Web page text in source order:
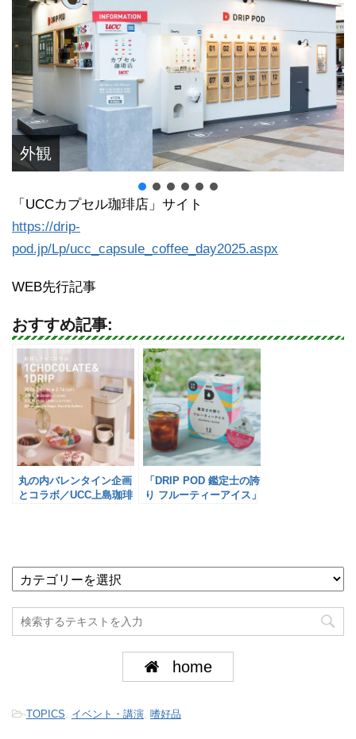
外観
「UCCカプセル珈琲店」サイト
https://drip-
pod.jp/Lp/ucc_capsule_coffee_day2025.aspx
WEB先行記事
おすすめ記事:
丸の内バレンタイン企画
とコラボ／UCC上島珈琲
「DRIP POD 鑑定士の誇
り フルーティーアイス」
home
-TOPICS イベント・講演 嗜好品